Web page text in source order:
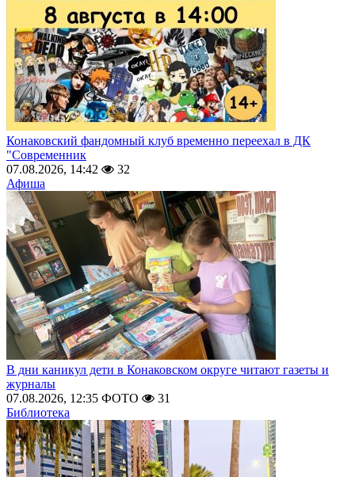
Конаковский фандомный клуб временно переехал в ДК
"Современник
07.08.2026, 14:42
32
Афиша
В дни каникул дети в Конаковском округе читают газеты и
журналы
07.08.2026, 12:35 ФОТО
31
Библиотека